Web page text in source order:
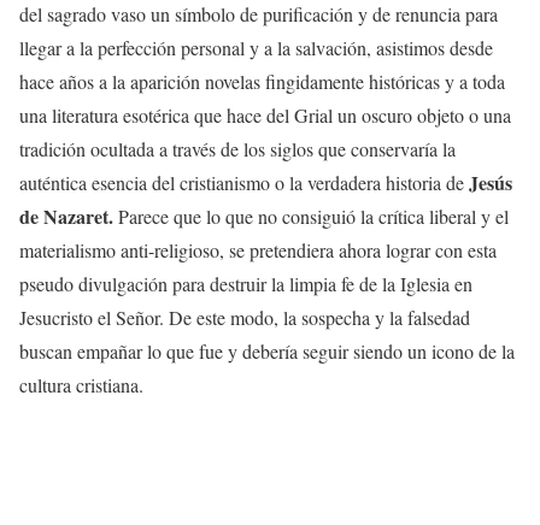
del sagrado vaso un símbolo de purificación y de renuncia para
llegar a la perfección personal y a la salvación, asistimos desde
hace años a la aparición novelas fingidamente históricas y a toda
una literatura esotérica que hace del Grial un oscuro objeto o una
tradición ocultada a través de los siglos que conservaría la
auténtica esencia del cristianismo o la verdadera historia deJesús
de Nazaret.Parece que lo que no consiguió la crítica liberal y el
materialismo anti-religioso, se pretendiera ahora lograr con esta
pseudo divulgación para destruir la limpia fe de la Iglesia en
Jesucristo el Señor. De este modo, la sospecha y la falsedad
buscan empañar lo que fue y debería seguir siendo un icono de la
cultura cristiana.